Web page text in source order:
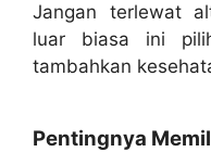
Jangan terlewat
luar biasa ini
tambahkan
Pentingnya